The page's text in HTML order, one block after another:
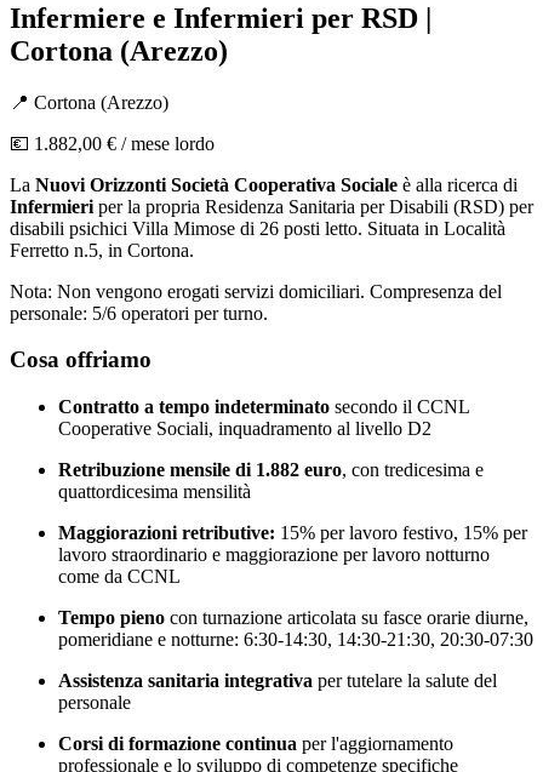
Infermiere e Infermieri per RSD |
Cortona (Arezzo)
📍 Cortona (Arezzo)
💶 1.882,00 € / mese lordo
La Nuovi Orizzonti Società Cooperativa Sociale è alla ricerca di
Infermieri per la propria Residenza Sanitaria per Disabili (RSD) per
disabili psichici Villa Mimose di 26 posti letto. Situata in Località
Ferretto n.5, in Cortona.
Nota: Non vengono erogati servizi domiciliari. Compresenza del
personale: 5/6 operatori per turno.
Cosa offriamo
Contratto a tempo indeterminato secondo il CCNL
Cooperative Sociali, inquadramento al livello D2
Retribuzione mensile di 1.882 euro, con tredicesima e
quattordicesima mensilità
Maggiorazioni retributive: 15% per lavoro festivo, 15% per
lavoro straordinario e maggiorazione per lavoro notturno
come da CCNL
Tempo pieno con turnazione articolata su fasce orarie diurne,
pomeridiane e notturne: 6:30-14:30, 14:30-21:30, 20:30-07:30
Assistenza sanitaria integrativa per tutelare la salute del
personale
Corsi di formazione continua per l'aggiornamento
professionale e lo sviluppo di competenze specifiche